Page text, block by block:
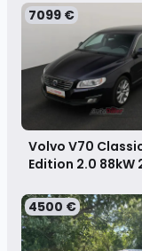
7099 €
Volvo V70
Edition 2.0 88kW
4500 €